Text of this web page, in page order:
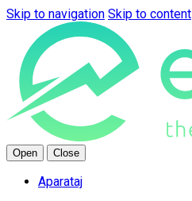
Skip to navigation Skip to content
Open Close
Aparataj